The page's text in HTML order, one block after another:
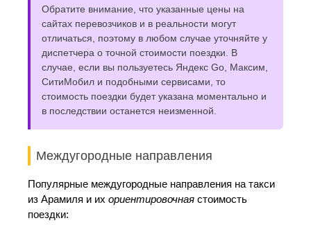
Обратите внимание, что указанные цены на
сайтах перевозчиков и в реальности могут
отличаться, поэтому в любом случае уточняйте у
диспетчера о точной стоимости поездки. В
случае, если вы пользуетесь Яндекс Go, Максим,
СитиМобил и подобными сервисами, то
стоимость поездки будет указана моментально и
в последствии останется неизменной.
Междугородные направления
Популярные междугородные направления на такси
из Арамиля и их ориентировочная стоимость
поездки: